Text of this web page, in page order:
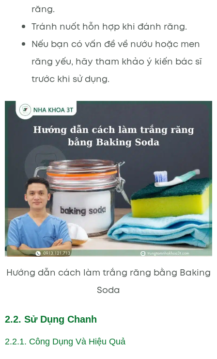
răng.
Tránh nuốt hỗn hợp khi đánh răng.
Nếu bạn có vấn đề về nướu hoặc men
răng yếu, hãy tham khảo ý kiến bác sĩ
trước khi sử dụng.
Hướng dẫn cách làm trắng răng bằng Baking
Soda
2.2. Sử Dụng Chanh
2.2.1. Công Dụng Và Hiệu Quả